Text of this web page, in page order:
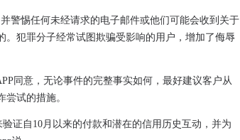
网支出到2026年的1910亿美元
谈判
害怕
算设置
警惕任何未经请求的电子邮件或他们可能会收到关于
。犯罪分子经常试图欺骗受影响的用户，增加了侮辱
同意，无论事件的完整事实如何，最好建议客户从
试的措施。
证自10月以来的付款和潜在的信用历史互动，并为